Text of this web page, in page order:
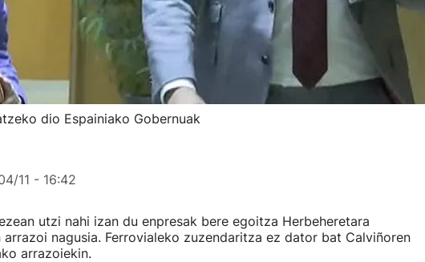
dio Espainiako Gobernuak
11 - 16:42
utzi nahi izan du enpresak bere egoitza Herbeheretara
nagusia. Ferrovialeko zuzendaritza ez dator bat Calviñoren
arrazoiekin.